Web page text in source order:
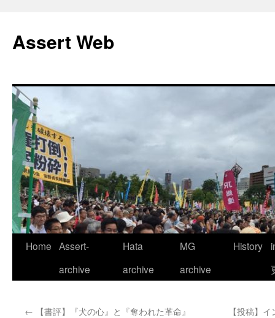
テ
ン
ス
キ
ッ
プ
Assert Web
Home Assert-
archive
Hata
archive
MG
archive
History
← 【書評】『犬の心』と『奪われた革命』 【投稿】